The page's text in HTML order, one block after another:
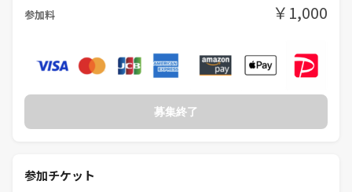
参加料 ￥1,000
募集終了
参加チケット